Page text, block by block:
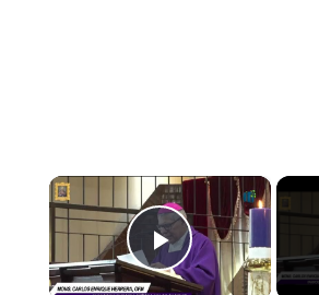
×
Play Video